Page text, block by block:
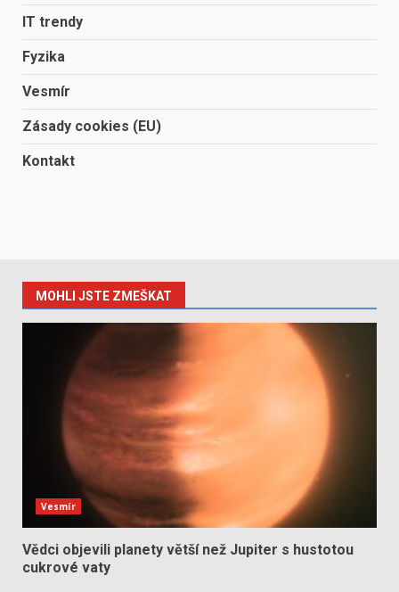
IT trendy
Fyzika
Vesmír
Zásady cookies (EU)
Kontakt
MOHLI JSTE ZMEŠKAT
Vesmír
Vědci objevili planety větší než Jupiter s hustotou
cukrové vaty